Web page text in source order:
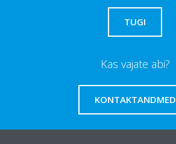
TUGI
Kas vajate abi?
KONTAKTANDMED